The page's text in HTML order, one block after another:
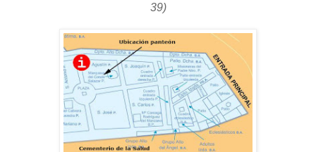
39)